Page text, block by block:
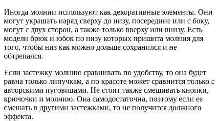
Иногда молнии используют как декоративные элементы. Они
могут украшать наряд сверху до низу, посередине или с боку,
могут с двух сторон, а также только вверху или внизу. Есть
модели брюк и юбок по низу которых пришита молния для
того, чтобы низ как можно дольше сохранился и не
обтрепался.
Если застежку молнию сравнивать по удобству, то она будет
равна только липучкам, а по красоте может сравнится только с
авторскими пуговицами. Не стоит также смешивать кнопки,
крючочки и молнию. Она самодостаточна, поэтому если ее
смешать в другими застежками, то не получится должного
эффекта.